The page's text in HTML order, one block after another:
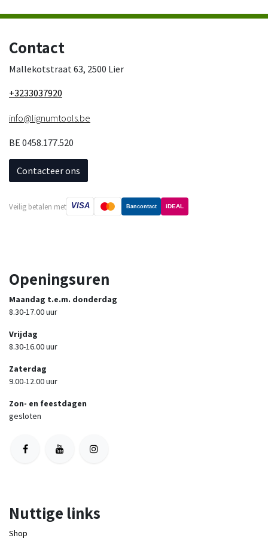
Contact
Mallekotstraat 63, 2500 Lier
+3233037920
info@lignumtools.be
BE 0458.177.520
Contacteer ons
Veilig betalen met VISA Bancontact iDEAL
Openingsuren
Maandag t.e.m. donderdag
8.30-17.00 uur
Vrijdag
8.30-16.00 uur
Zaterdag
9.00-12.00 uur
Zon- en feestdagen
gesloten
Nuttige links
Shop